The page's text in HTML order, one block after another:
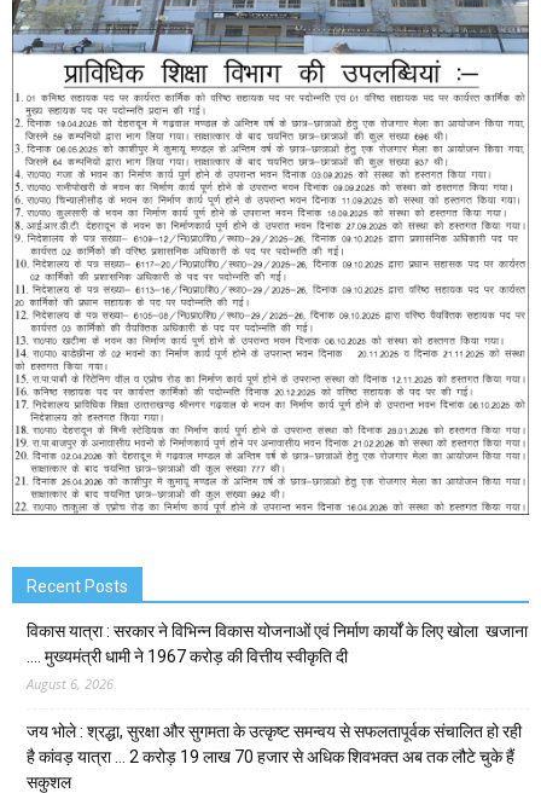
Recent Posts
विकास यात्रा : सरकार ने विभिन्न विकास योजनाओं एवं निर्माण कार्यों के लिए खोला खजाना
…. मुख्यमंत्री धामी ने ₹1967 करोड़ की वित्तीय स्वीकृति दी
August 6, 2026
जय भोले : श्रद्धा, सुरक्षा और सुगमता के उत्कृष्ट समन्वय से सफलतापूर्वक संचालित हो रही
है कांवड़ यात्रा … 2 करोड़ 19 लाख 70 हजार से अधिक शिवभक्त अब तक लौटे चुके हैं
सकुशल